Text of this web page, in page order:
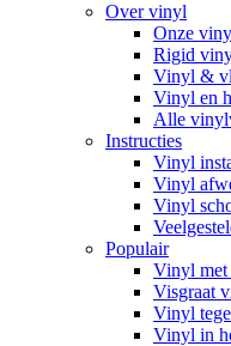
Over vinyl
Onze
Rigid
Vinyl &
Vinyl en
Alle
Instructies
Vinyl
Vinyl
Vinyl
Populair
Vinyl met
Visgraat
Vinyl
Vinyl in